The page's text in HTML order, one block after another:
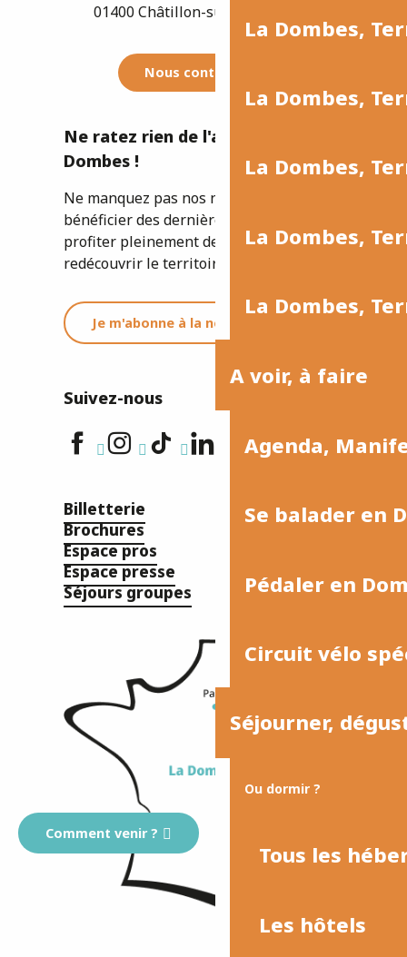
La Dombes,
La Dombes,
La Dombes,
La Dombes,
La Dombes,
A voir, à faire
Agenda,
Se balader en
Pédaler en
Circuit vélo
Séjourner,
Ou dormir ?
Tous les
Les hôtels
01400 Châtillon-sur-Chalaronne
Nous contacter
Ne ratez rien de l'actualité de la
Dombes !
Ne manquez pas nos newsletters pour
bénéficier des dernières informations et
profiter pleinement de votre séjour ou
redécouvrir le territoire.
Je m'abonne à la newsletter
Suivez-nous
Billetterie
Brochures
Espace pros
Espace presse
Séjours groupes
Comment venir ?